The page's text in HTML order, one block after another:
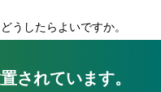
うしたらよいですか。
されています。